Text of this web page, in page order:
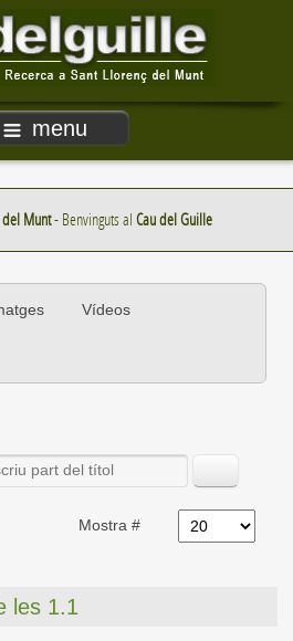
menu
del Munt- Benvinguts al Cau del Guille
Vídeos
Mostra #
les 1.1